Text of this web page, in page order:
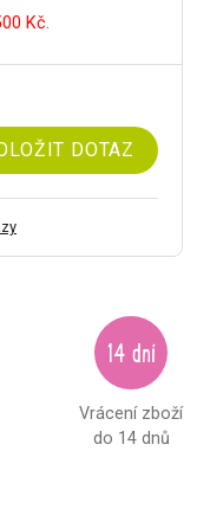
Kč.
DOTAZ
14 dní
Vrácení zboží
do 14 dnů